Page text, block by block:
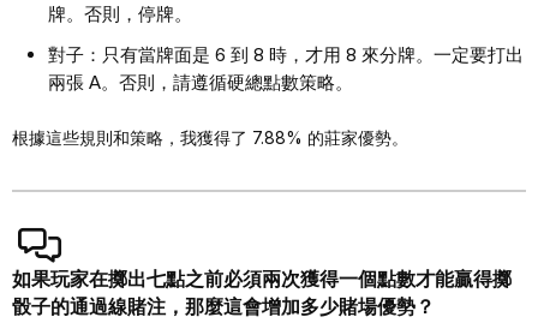
牌。否則，停牌。
對子：只有當牌面是 6 到 8 時，才用 8 來分牌。一定要打出
兩張 A。否則，請遵循硬總點數策略。
根據這些規則和策略，我獲得了 7.88% 的莊家優勢。
如果玩家在擲出七點之前必須兩次獲得一個點數才能贏得擲
骰子的通過線賭注，那麼這會增加多少賭場優勢？